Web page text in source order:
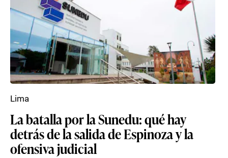
La batalla por la Sunedu: qué hay
detrás de la salida de Espinoza y la
ofensiva judicial
Lima